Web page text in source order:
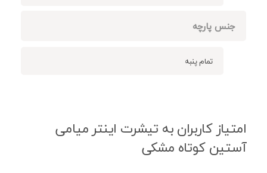
جنس پارچه
تمام پنبه
امتیاز کاربران به تیشرت اینتر میامی
آستین کوتاه مشکی